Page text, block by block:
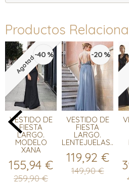
Productos
Agotado-40 %
VESTIDO DE
FIESTA
LARGO.
MODELO
XANA
155,94 €
259,90 €
-20 %
VESTIDO DE
FIESTA
LARGO.
LENTEJUELAS...
119,92 €
149,90 €